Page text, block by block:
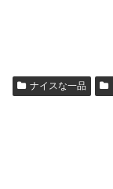
ナイスな一品